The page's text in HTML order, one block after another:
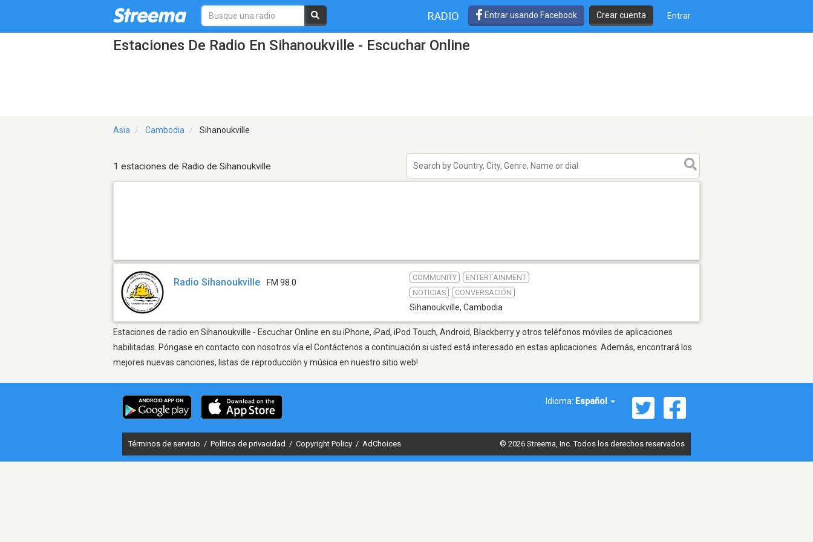
RADIO Entrar usando Facebook Crear cuenta Entrar
Estaciones De Radio En Sihanoukville - Escuchar Online
Asia Cambodia Sihanoukville
1 estaciones de Radio de Sihanoukville
Radio Sihanoukville FM 98.0
COMMUNITY
ENTERTAINMENT
NOTICIAS
CONVERSACIÓN
Sihanoukville, Cambodia
Estaciones de radio en Sihanoukville - Escuchar Online en su iPhone, iPad, iPod Touch, Android, Blackberry y otros teléfonos móviles de aplicaciones
habilitadas. Póngase en contacto con nosotros vía el Contáctenos a continuación si usted está interesado en estas aplicaciones. Además, encontrará los
mejores nuevas canciones, listas de reproducción y música en nuestro sitio web!
Idioma: Español
Términos de servicio / Política de privacidad / Copyright Policy / AdChoices © 2026 Streema, Inc. Todos los derechos reservados